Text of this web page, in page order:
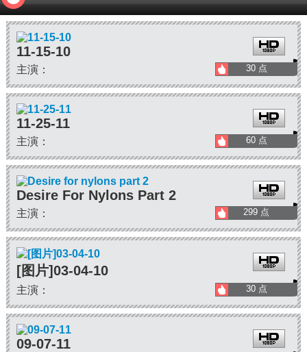
11-15-10
主演： 30 点
11-25-11
主演： 60 点
Desire For Nylons Part 2
主演： 299 点
[图片]03-04-10
主演： 30 点
09-07-11